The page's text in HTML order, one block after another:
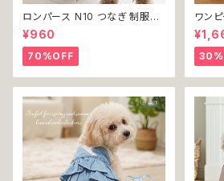
ロンパース N10 つなぎ 制服風
チェック柄 グレー 灰色 コスチュ
ーム コスプレ ドッグウェア dog
犬 猫 ペット 服 犬服 洋服 オシ
ャレ かわいい 小型犬 返品交換
不可
¥960
70%OFF
ワン
ック
犬服
g ド
い 返